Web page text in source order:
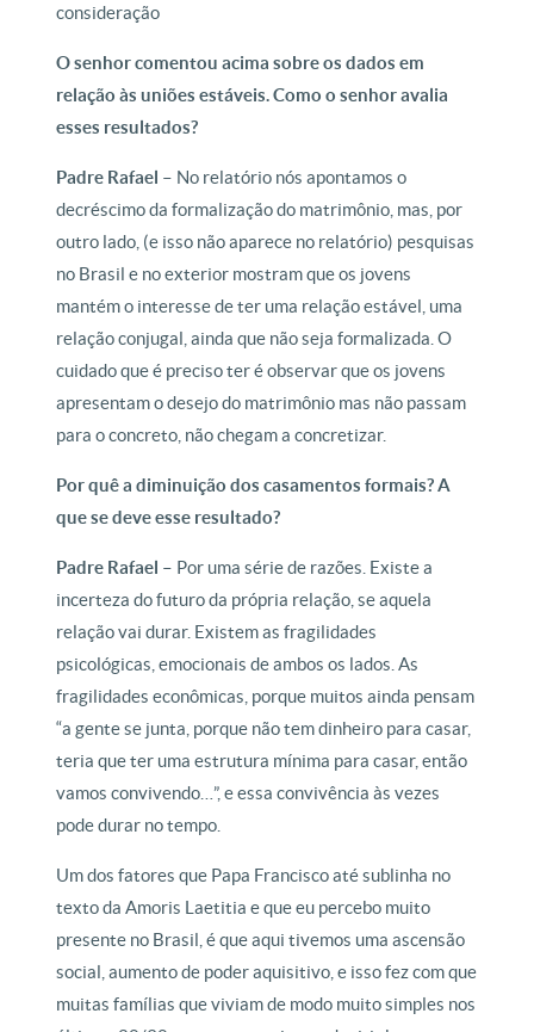
consideração
O senhor comentou acima sobre os dados em
relação às uniões estáveis. Como o senhor avalia
esses resultados?
Padre Rafael – No relatório nós apontamos o
decréscimo da formalização do matrimônio, mas, por
outro lado, (e isso não aparece no relatório) pesquisas
no Brasil e no exterior mostram que os jovens
mantém o interesse de ter uma relação estável, uma
relação conjugal, ainda que não seja formalizada. O
cuidado que é preciso ter é observar que os jovens
apresentam o desejo do matrimônio mas não passam
para o concreto, não chegam a concretizar.
Por quê a diminuição dos casamentos formais? A
que se deve esse resultado?
Padre Rafael – Por uma série de razões. Existe a
incerteza do futuro da própria relação, se aquela
relação vai durar. Existem as fragilidades
psicológicas, emocionais de ambos os lados. As
fragilidades econômicas, porque muitos ainda pensam
“a gente se junta, porque não tem dinheiro para casar,
teria que ter uma estrutura mínima para casar, então
vamos convivendo…”, e essa convivência às vezes
pode durar no tempo.
Um dos fatores que Papa Francisco até sublinha no
texto da Amoris Laetitia e que eu percebo muito
presente no Brasil, é que aqui tivemos uma ascensão
social, aumento de poder aquisitivo, e isso fez com que
muitas famílias que viviam de modo muito simples nos